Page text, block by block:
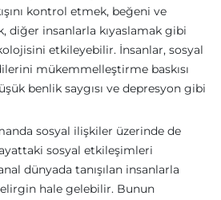
kontrol etmek, beğeni ve
diğer insanlarla kıyaslamak gibi
etkileyebilir. İnsanlar, sosyal
mükemmelleştirme baskısı
benlik saygısı ve depresyon gibi
sosyal ilişkiler üzerinde de
sosyal etkileşimleri
dünyada tanışılan insanlarla
hale gelebilir. Bunun